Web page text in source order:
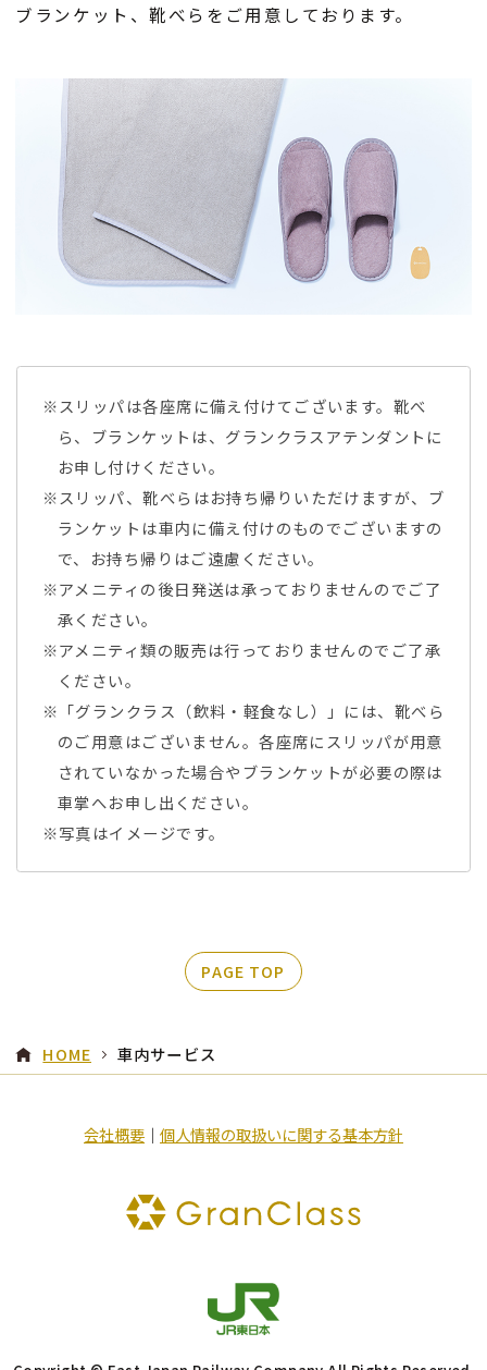
ブランケット、靴べらをご用意しております。
※スリッパは各座席に備え付けてございます。靴べ
ら、ブランケットは、グランクラスアテンダントに
お申し付けください。
※スリッパ、靴べらはお持ち帰りいただけますが、ブ
ランケットは車内に備え付けのものでございますの
で、お持ち帰りはご遠慮ください。
※アメニティの後日発送は承っておりませんのでご了
承ください。
※アメニティ類の販売は行っておりませんのでご了承
ください。
※「グランクラス（飲料・軽食なし）」には、靴べら
のご用意はございません。各座席にスリッパが用意
されていなかった場合やブランケットが必要の際は
車掌へお申し出ください。
※写真はイメージです。
PAGE TOP
HOME 車内サービス
会社概要 ｜ 個人情報の取扱いに関する基本方針